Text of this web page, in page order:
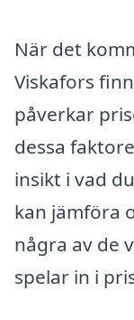
När det
Viskafors
påverkar
dessa
insikt i vad
kan jämföra
några av de
spelar in i